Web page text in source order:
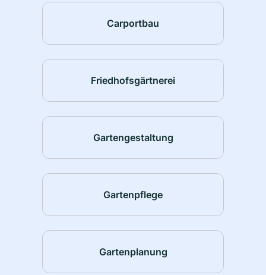
Carportbau
Friedhofsgärtnerei
Gartengestaltung
Gartenpflege
Gartenplanung